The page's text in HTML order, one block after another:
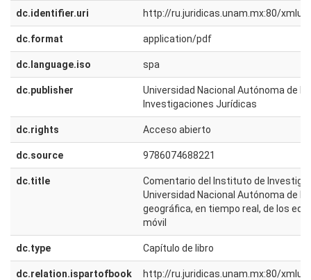
dc.identifier.uri http://ru.juridicas.unam.mx:80/
dc.format application/pdf
dc.language.iso spa
dc.publisher
Universidad Nacional Autónoma de
Investigaciones Jurídicas
dc.rights Acceso abierto
dc.source 9786074688221
dc.title
Comentario del Instituto de
Universidad Nacional Autónoma de
geográfica, en tiempo real, de los
móvil
dc.type Capítulo de libro
dc.relation.ispartofbook http://ru.juridicas.unam.mx:80/